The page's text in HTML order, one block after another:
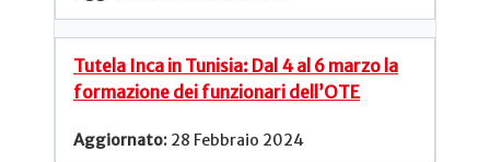
Tutela Inca in Tunisia: Dal 4 al 6 marzo la
formazione dei funzionari dell’OTE
28 Febbraio 2024